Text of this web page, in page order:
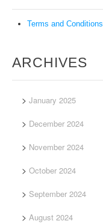
Terms and Conditions
ARCHIVES
January 2025
December 2024
November 2024
October 2024
September 2024
August 2024